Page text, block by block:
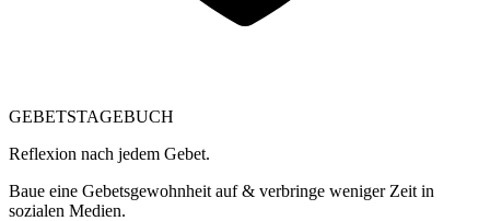
GEBETSTAGEBUCH
Reflexion nach jedem Gebet.
Baue eine Gebetsgewohnheit auf & verbringe weniger Zeit in
sozialen Medien.